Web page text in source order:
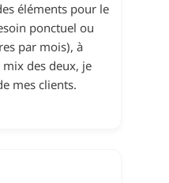
éléments pour le
ponctuel ou
par mois), à
des deux, je
mes clients.